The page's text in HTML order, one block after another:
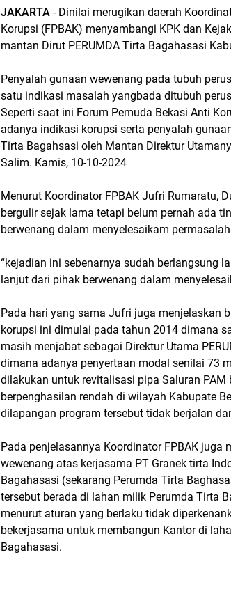
JAKARTA - Dinilai merugikan daerah
Korupsi (FPBAK) menyambangi KPK dan
mantan Dirut PERUMDA Tirta Bagahasasi
Penyalah gunaan wewenang pada tubuh
satu indikasi masalah yangbada ditubuh
Seperti saat ini Forum Pemuda Bekasi Anti
adanya indikasi korupsi serta penyalah
Tirta Bagahsasi oleh Mantan Direktur
Salim. Kamis, 10-10-2024
Menurut Koordinator FPBAK Jufri Rumaratu,
bergulir sejak lama tetapi belum pernah ada
berwenang dalam menyelesaikam
“kejadian ini sebenarnya sudah berlangsung
lanjut dari pihak berwenang dalam
Pada hari yang sama Jufri juga menjelaskan
korupsi ini dimulai pada tahun 2014 dimana
masih menjabat sebagai Direktur Utama
dimana adanya penyertaan modal senilai 73
dilakukan untuk revitalisasi pipa Saluran PAM
berpenghasilan rendah di wilayah Kabupate
dilapangan program tersebut tidak berjalan
Pada penjelasannya Koordinator FPBAK juga
wewenang atas kerjasama PT Granek tirta
Bagahasasi (sekarang Perumda Tirta
tersebut berada di lahan milik Perumda Tirta
menurut aturan yang berlaku tidak
bekerjasama untuk membangun Kantor di
Bagahasasi.